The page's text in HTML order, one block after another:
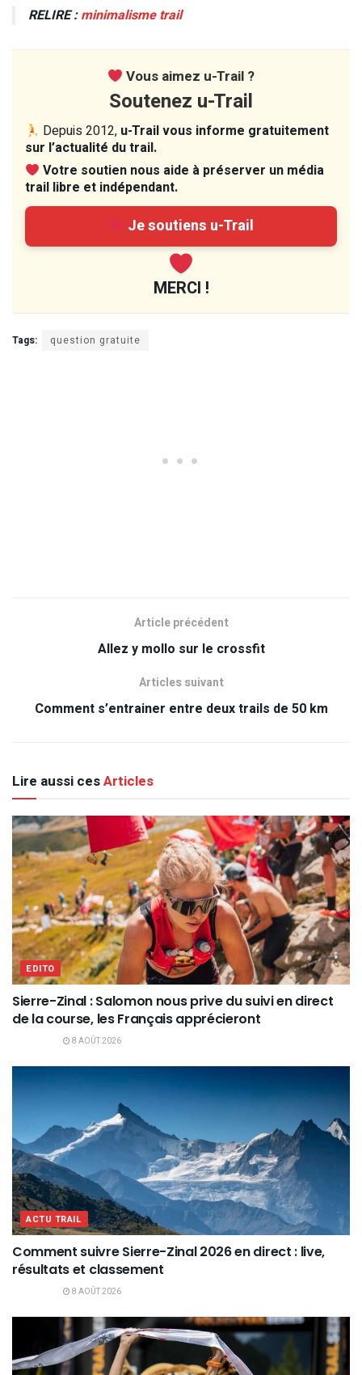
RELIRE :minimalisme trail
Vous aimez u-Trail ?
Soutenez u-Trail
Depuis 2012, u-Trail vous informe gratuitement
sur l’actualité du trail.
Votre soutien nous aide à préserver un média
trail libre et indépendant.
Je soutiens u-Trail
MERCI !
Tags: question gratuite
Article précédent
Allez y mollo sur le crossfit
Articles suivant
Comment s’entrainer entre deux trails de 50 km
Lire aussi cesArticles
EDITO
Sierre-Zinal : Salomon nous prive du suivi en direct
de la course, les Français apprécieront
8 AOÛT 2026
ACTU TRAIL
Comment suivre Sierre-Zinal 2026 en direct : live,
résultats et classement
8 AOÛT 2026